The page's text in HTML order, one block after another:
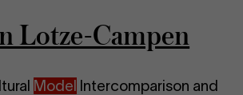
Lotze-Campen
Model Intercomparison and